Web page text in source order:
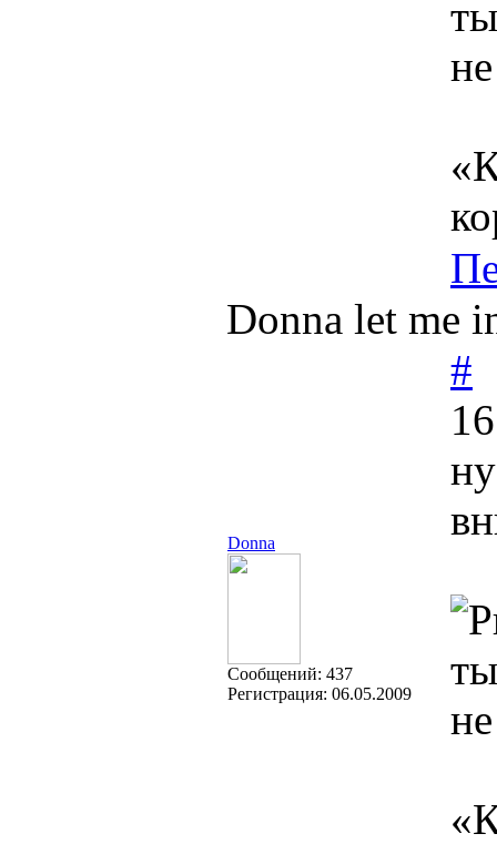
Donna let me
Donna
Cообщений: 437
Регистрация: 06.05.2009
#